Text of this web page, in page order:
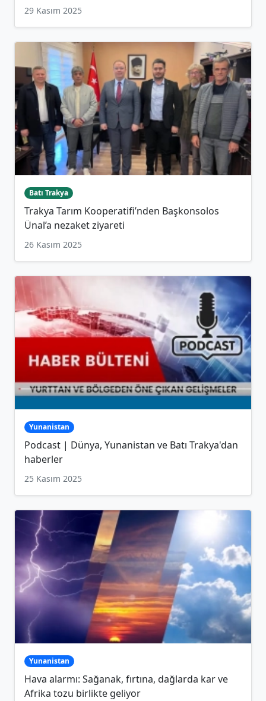
29 Kasım 2025
Batı Trakya
Trakya Tarım Kooperatifi’nden Başkonsolos
Ünal’a nezaket ziyareti
26 Kasım 2025
Yunanistan
Podcast | Dünya, Yunanistan ve Batı Trakya'dan
haberler
25 Kasım 2025
Yunanistan
Hava alarmı: Sağanak, fırtına, dağlarda kar ve
Afrika tozu birlikte geliyor